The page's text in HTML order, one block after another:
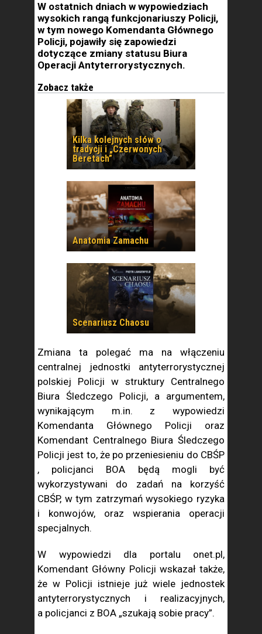
W ostatnich dniach w wypowiedziach
wysokich rangą funkcjonariuszy Policji,
w tym nowego Komendanta Głównego
Policji, pojawiły się zapowiedzi
dotyczące zmiany statusu Biura
Operacji Antyterrorystycznych.
Zobacz także
Kilka kolejnych słów o
tradycji i „Czerwonych
Beretach”
Anatomia Zamachu
Scenariusz Chaosu
Zmiana ta polegać ma na włączeniu
centralnej jednostki antyterrorystycznej
polskiej Policji w struktury Centralnego
Biura Śledczego Policji, a argumentem,
wynikającym m.in. z wypowiedzi
Komendanta Głównego Policji oraz
Komendant Centralnego Biura Śledczego
Policji jest to, że po przeniesieniu do CBŚP
, policjanci BOA będą mogli być
wykorzystywani do zadań na korzyść
CBŚP, w tym zatrzymań wysokiego ryzyka
i konwojów, oraz wspierania operacji
specjalnych.
W wypowiedzi dla portalu onet.pl,
Komendant Główny Policji wskazał także,
że w Policji istnieje już wiele jednostek
antyterrorystycznych i realizacyjnych,
a policjanci z BOA „szukają sobie pracy”.